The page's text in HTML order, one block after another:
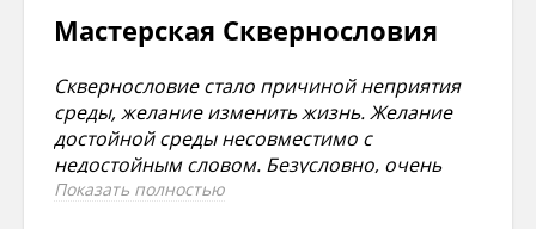
Мастерская Сквернословия
Сквернословие стало причиной неприятия
среды, желание изменить жизнь. Желание
достойной среды несовместимо с
недостойным словом. Безусловно, очень
непросто бывает не играть в поддавки, не
Показать полностью